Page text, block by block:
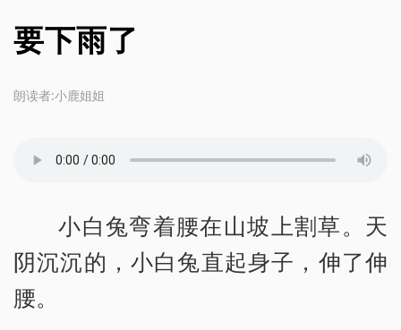
要下雨了
朗读者:小鹿姐姐
小白兔弯着腰在山坡上割草。天
阴沉沉的，小白兔直起身子，伸了伸
腰。